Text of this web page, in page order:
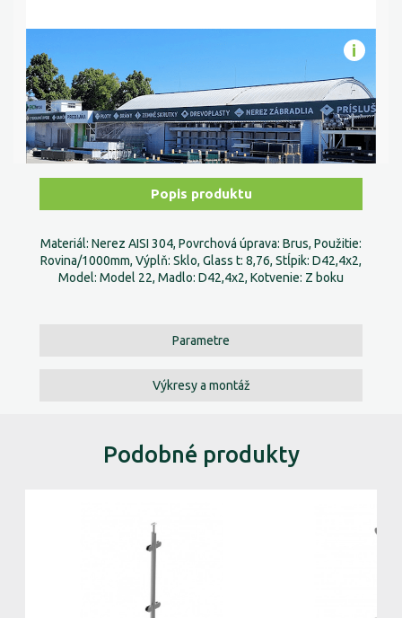
Popis produktu
Materiál: Nerez AISI 304, Povrchová úprava: Brus, Použitie:
Rovina/1000mm, Výplň: Sklo, Glass t: 8,76, Stĺpik: D42,4x2,
Model: Model 22, Madlo: D42,4x2, Kotvenie: Z boku
Parametre
Výkresy a montáž
Podobné produkty